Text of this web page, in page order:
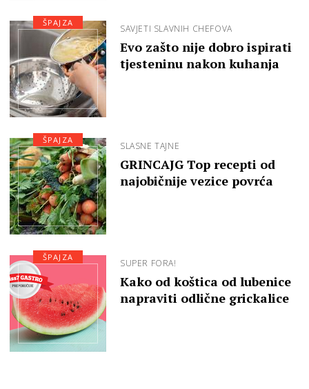
SAVJETI SLAVNIH CHEFOVA
Evo zašto nije dobro ispirati
tjesteninu nakon kuhanja
ŠPAJZA
SLASNE TAJNE
GRINCAJG Top recepti od
najobičnije vezice povrća
ŠPAJZA
SUPER FORA!
Kako od koštica od lubenice
napraviti odlične grickalice
ŠPAJZA